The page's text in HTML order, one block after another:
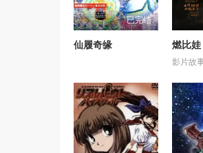
已完结
仙履奇缘 燃比娃